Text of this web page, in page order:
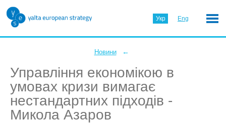
Укр Eng
Новини ←
Управління економікою в
умовах кризи вимагає
нестандартних підходів -
Микола Азаров